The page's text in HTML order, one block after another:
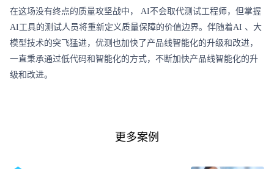
在这场没有终点的质量攻坚战中， AI不会取代测试工程师，但掌握
AI工具的测试人员将重新定义质量保障的价值边界。伴随着AI 、大
模型技术的突飞猛进，优测也加快了产品线智能化的升级和改进，
一直秉承通过低代码和智能化的方式，不断加快产品线智能化的升
级和改进。
更多案例